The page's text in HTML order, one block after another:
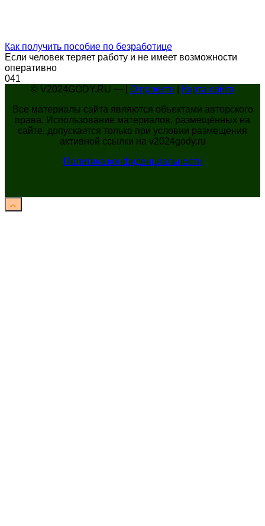
Как получить пособие по безработице
Если человек теряет работу и не имеет возможности
оперативно
041
© V2024GODY.RU — | О проекте
Карта сайта
Все материалы сайта являются объектами авторского
права. Использование материалов, размещённых на
сайте, допускается только при условии размещения
активной ссылки на v2024gody.ru
Политика конфиденциальности